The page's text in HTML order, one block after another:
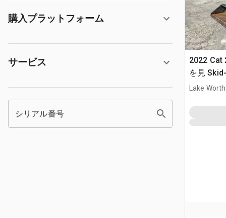
購入プラットフォーム
サービス
シリアル番号
2022 Cat
を見
Lake